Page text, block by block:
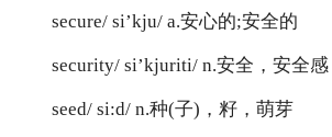
secure/ si’kju/ a.安心的;安全的
security/ si’kjuriti/ n.安全，安全感
seed/ si:d/ n.种(子)，籽，萌芽